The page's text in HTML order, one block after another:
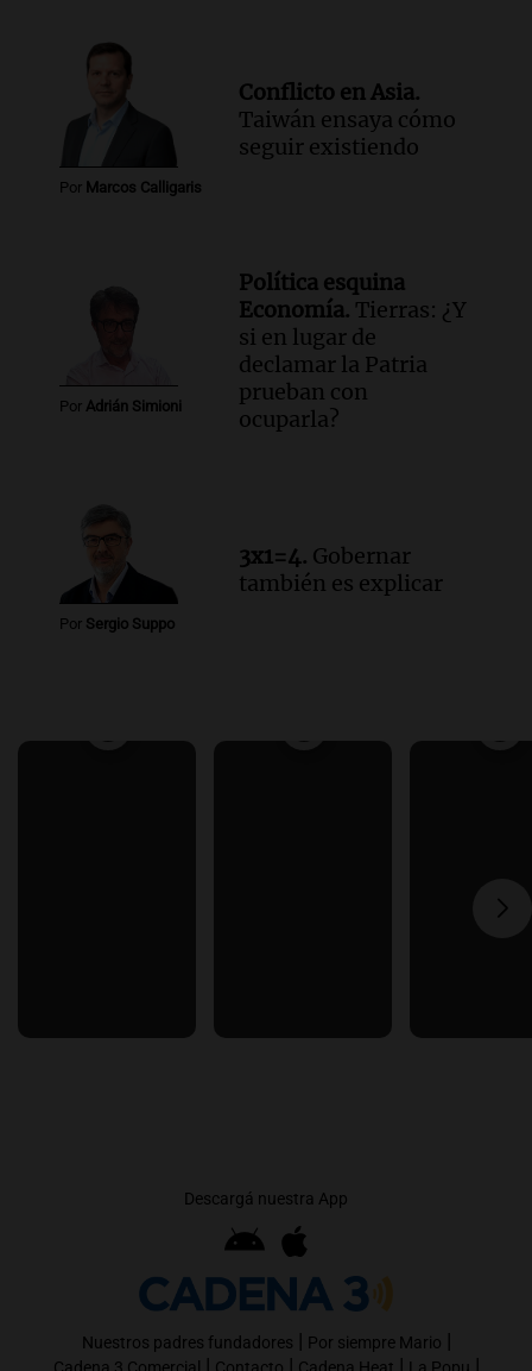
Por Marcos Calligaris
Conflicto en Asia.
Taiwán ensaya cómo
seguir existiendo
Por Adrián Simioni
Política esquina
Economía. Tierras: ¿Y
si en lugar de
declamar la Patria
prueban con
ocuparla?
Por Sergio Suppo
3x1=4. Gobernar
también es explicar
Descargá nuestra App
Nuestros padres fundadores | Por siempre Mario |